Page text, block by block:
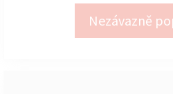
Nezávazně